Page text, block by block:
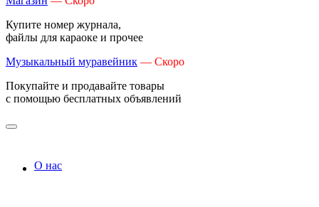
Купите номер журнала,
файлы для караоке и прочее
Музыкальный муравейник — Скоро
Покупайте и продавайте товары
с помощью бесплатных объявлений
О нас